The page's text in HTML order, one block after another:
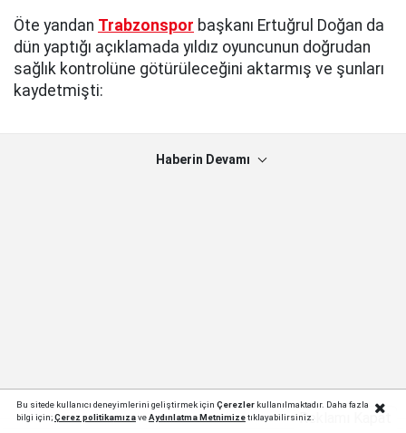
Öte yandan Trabzonspor başkanı Ertuğrul Doğan da
dün yaptığı açıklamada yıldız oyuncunun doğrudan
sağlık kontrolüne götürüleceğini aktarmış ve şunları
kaydetmişti:
Haberin Devamı
Bu sitede kullanıcı deneyimlerini geliştirmek için Çerezlerkullanılmaktadır. Daha fazla
bilgi için;Çerez politikamızaveAydınlatma Metnimizetıklayabilirsiniz.Reklamı Kapat